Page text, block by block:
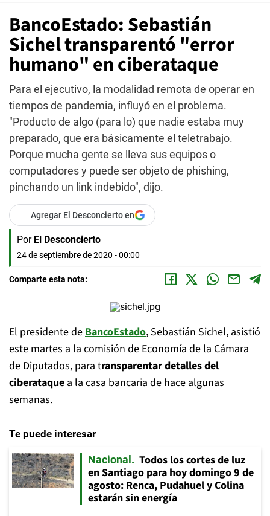
BancoEstado: Sebastián
Sichel transparentó "error
humano" en ciberataque
Para el ejecutivo, la modalidad remota de operar en
tiempos de pandemia, influyó en el problema.
"Producto de algo (para lo) que nadie estaba muy
preparado, que era básicamente el teletrabajo.
Porque mucha gente se lleva sus equipos o
computadores y puede ser objeto de phishing,
pinchando un link indebido", dijo.
Agregar El Desconcierto en
Por El Desconcierto
24 de septiembre de 2020 - 00:00
Comparte esta nota:
El presidente deBancoEstado, Sebastián Sichel, asistió
este martes a la comisión de Economía de la Cámara
de Diputados, para transparentar detalles del
ciberataque a la casa bancaria de hace algunas
semanas.
Te puede interesar
Nacional
Todos los cortes de luz
en Santiago para hoy domingo 9 de
agosto: Renca, Pudahuel y Colina
estarán sin energía